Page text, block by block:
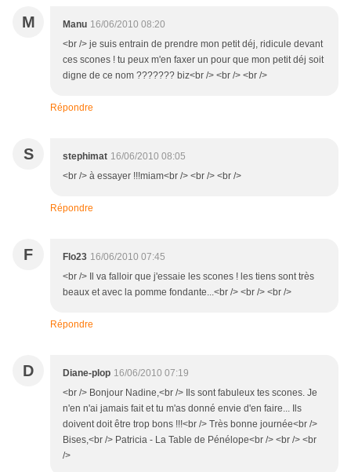
M Manu 16/06/2010 08:20
<br /> je suis entrain de prendre mon petit déj, ridicule devant
ces scones ! tu peux m'en faxer un pour que mon petit déj soit
digne de ce nom ??????? biz<br /> <br /> <br />
Répondre
S stephimat 16/06/2010 08:05
<br /> à essayer !!!miam<br /> <br /> <br />
Répondre
F Flo23 16/06/2010 07:45
<br /> Il va falloir que j'essaie les scones ! les tiens sont très
beaux et avec la pomme fondante...<br /> <br /> <br />
Répondre
D Diane-plop 16/06/2010 07:19
<br /> Bonjour Nadine,<br /> Ils sont fabuleux tes scones. Je
n'en n'ai jamais fait et tu m'as donné envie d'en faire... Ils
doivent doit être trop bons !!!<br /> Très bonne journée<br />
Bises,<br /> Patricia - La Table de Pénélope<br /> <br /> <br
/>